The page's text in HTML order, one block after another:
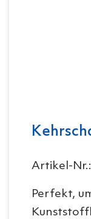
Artikel-
Perfekt,